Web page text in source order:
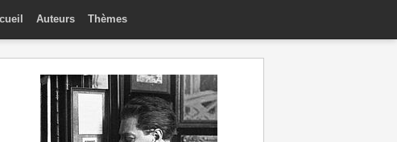
Auteurs Thèmes